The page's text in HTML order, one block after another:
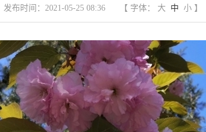
发布时间：2021-05-25 08:36 【 字体： 大 中 小】